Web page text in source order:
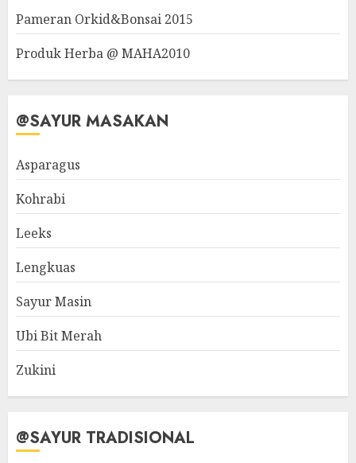
Pameran Orkid&Bonsai 2015
Produk Herba @ MAHA2010
@SAYUR MASAKAN
Asparagus
Kohrabi
Leeks
Lengkuas
Sayur Masin
Ubi Bit Merah
Zukini
@SAYUR TRADISIONAL